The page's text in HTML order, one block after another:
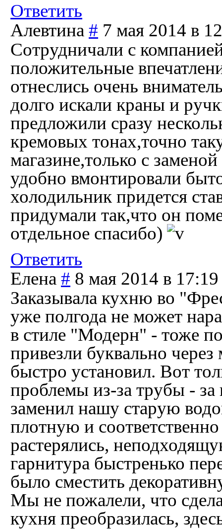
Ответить
Алевтина # 7 мая 2014 в
Сотрудничали с
положительные
отнеслись очень
долго искали краны и
предложили сразу
кремовых тонах,точно
магазине,только с
удобно вмонтировали
холодильник придется
придумали так,что он
отдельное спасибо)
Ответить
Елена # 8 мая 2014 в 17:19
Заказывала кухню во
уже полгода не может
в стиле "Модерн" - тоже
привезли буквально
быстро установил. Вот
проблемы из-за трубы -
заменил нашу старую
плотную и
растерялись,
гарнитура быстренько
было сместить
Мы не пожалели, что
кухня преобразилась,